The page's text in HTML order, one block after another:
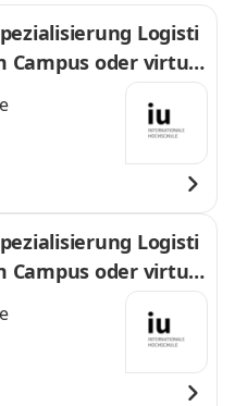
Logisti
Campus oder virtuel
Logisti
Campus oder virtuel